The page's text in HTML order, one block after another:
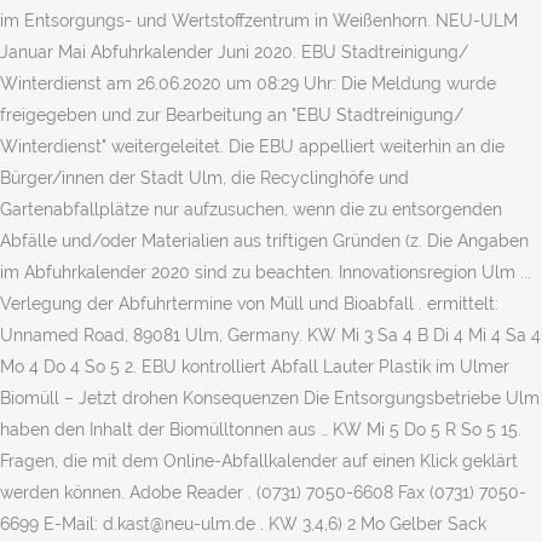
im Entsorgungs- und Wertstoffzentrum in Weißenhorn. NEU-ULM
Januar Mai Abfuhrkalender Juni 2020. EBU Stadtreinigung/
Winterdienst am 26.06.2020 um 08:29 Uhr: Die Meldung wurde
freigegeben und zur Bearbeitung an "EBU Stadtreinigung/
Winterdienst" weitergeleitet. Die EBU appelliert weiterhin an die
Bürger/innen der Stadt Ulm, die Recyclinghöfe und
Gartenabfallplätze nur aufzusuchen, wenn die zu entsorgenden
Abfälle und/oder Materialien aus triftigen Gründen (z. Die Angaben
im Abfuhrkalender 2020 sind zu beachten. Innovationsregion Ulm ...
Verlegung der Abfuhrtermine von Müll und Bioabfall . ermittelt:
Unnamed Road, 89081 Ulm, Germany. KW Mi 3 Sa 4 B Di 4 Mi 4 Sa 4
Mo 4 Do 4 So 5 2. EBU kontrolliert Abfall Lauter Plastik im Ulmer
Biomüll – Jetzt drohen Konsequenzen Die Entsorgungsbetriebe Ulm
haben den Inhalt der Biomülltonnen aus … KW Mi 5 Do 5 R So 5 15.
Fragen, die mit dem Online-Abfallkalender auf einen Klick geklärt
werden können. Adobe Reader . (0731) 7050-6608 Fax (0731) 7050-
6699 E-Mail: d.kast@neu-ulm.de . KW 3,4,6) 2 Mo Gelber Sack